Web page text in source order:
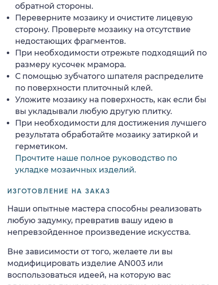
обратной стороны.
Переверните мозаику и очистите лицевую
сторону. Проверьте мозаику на отсутствие
недостающих фрагментов.
При необходимости отрежьте подходящий по
размеру кусочек мрамора.
С помощью зубчатого шпателя распределите
по поверхности плиточный клей.
Уложите мозаику на поверхность, как если бы
вы укладывали любую другую плитку.
При необходимости для достижения лучшего
результата обработайте мозаику затиркой и
герметиком.
Прочтите наше полное руководство по
укладке мозаичных изделий.
ИЗГОТОВЛЕНИЕ НА ЗАКАЗ
Наши опытные мастера способны реализовать
любую задумку, превратив вашу идею в
непревзойденное произведение искусства.
Вне зависимости от того, желаете ли вы
модифицировать изделие AN003 или
воспользоваться идеей, на которую вас